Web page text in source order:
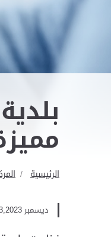
الرئيسية
ديسمبر 3,2023